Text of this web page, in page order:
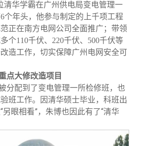
清华学霸在广州供电局变电管理一
个年头，他参与制定的上千项工程
正在南方电网公司全面推广；带领
个110千伏、220千伏、500千伏等
造工作，切实保障广州电网安全可
点大修改造项目
分配到了变电管理一所检修班，也
班工作。因清华硕士毕业，科班出
另眼相看”，朱博也因此有了“清华